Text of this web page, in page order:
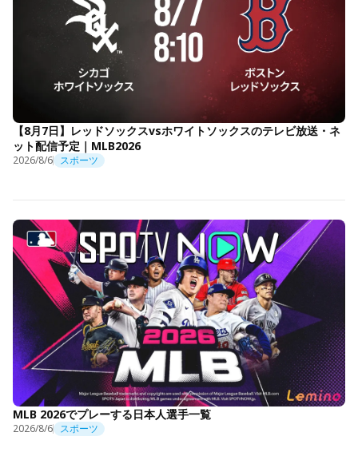
【8月7日】レッドソックスvsホワイトソックスのテレビ放送・ネ
ット配信予定｜MLB2026
2026/8/6 スポーツ
MLB 2026でプレーする日本人選手一覧
2026/8/6 スポーツ